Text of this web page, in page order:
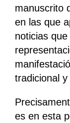
manuscrito
en las que
noticias
tradicional y
es en esta